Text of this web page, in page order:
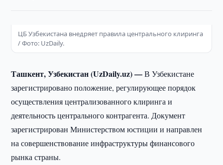
ЦБ Узбекистана внедряет правила центрального клиринга
/ Фото: UzDaily.
Ташкент, Узбекистан (UzDaily.uz) —В Узбекистане
зарегистрировано положение, регулирующее порядок
осуществления централизованного клиринга и
деятельность центрального контрагента. Документ
зарегистрирован Министерством юстиции и направлен
на совершенствование инфраструктуры финансового
рынка страны.